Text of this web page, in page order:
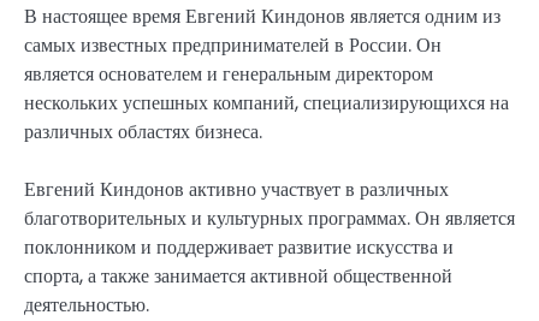
В настоящее время Евгений Киндонов является одним из
самых известных предпринимателей в России. Он
является основателем и генеральным директором
нескольких успешных компаний, специализирующихся на
различных областях бизнеса.
Евгений Киндонов активно участвует в различных
благотворительных и культурных программах. Он является
поклонником и поддерживает развитие искусства и
спорта, а также занимается активной общественной
деятельностью.